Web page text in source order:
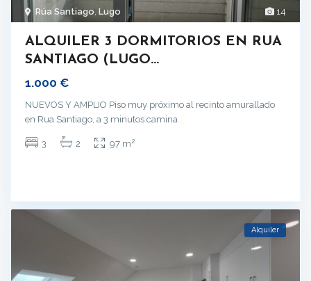
14
Rúa Santiago Lugo
ALQUILER 3 DORMITORIOS EN RUA
SANTIAGO (LUGO...
1.000 €
NUEVOS Y AMPLIO Piso muy próximo al recinto amurallado
en Rua Santiago, a 3 minutos camina
3 2 97 m2
Alquiler